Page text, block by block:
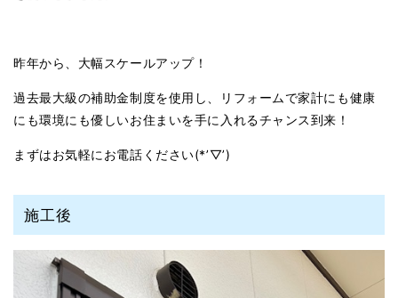
昨年から、大幅スケールアップ！
過去最大級の補助金制度を使用し、リフォームで家計にも健康
にも環境にも優しいお住まいを手に入れるチャンス到来！
まずはお気軽にお電話ください(*’▽’)
施工後